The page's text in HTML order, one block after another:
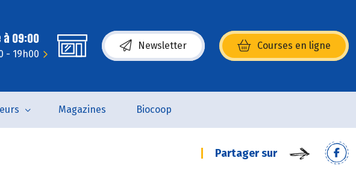
09:00
- 19h00
Newsletter Courses en ligne
(s’ouvre dans une nouvelle fenêtre)
Magazines Biocoop
Partager sur